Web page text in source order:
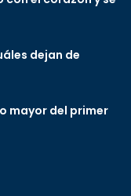
dejan de
mayor del primer